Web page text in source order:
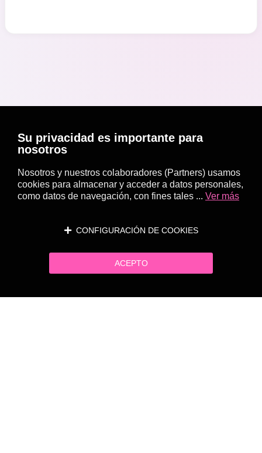
Su privacidad es importante para
nosotros
Nosotros y nuestros colaboradores (Partners) usamos
cookies para almacenar y acceder a datos personales,
como datos de navegación, con fines tales ... Ver más
CONFIGURACIÓN DE COOKIES
ACEPTO